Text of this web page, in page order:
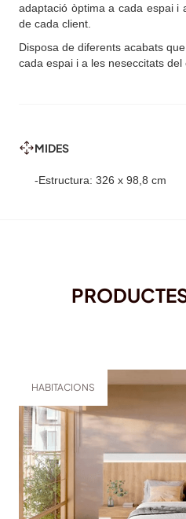
adaptació òptima a cada espai i
de cada client.
Disposa de diferents acabats
cada espai i a les neseccitats del
MIDES
-Estructura: 326 x 98,8 cm
HABITACIONS